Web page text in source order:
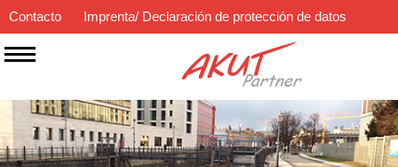
Contacto Imprenta/ Declaración de protección de datos